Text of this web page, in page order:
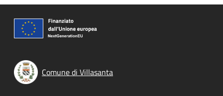
Comune di Villasanta